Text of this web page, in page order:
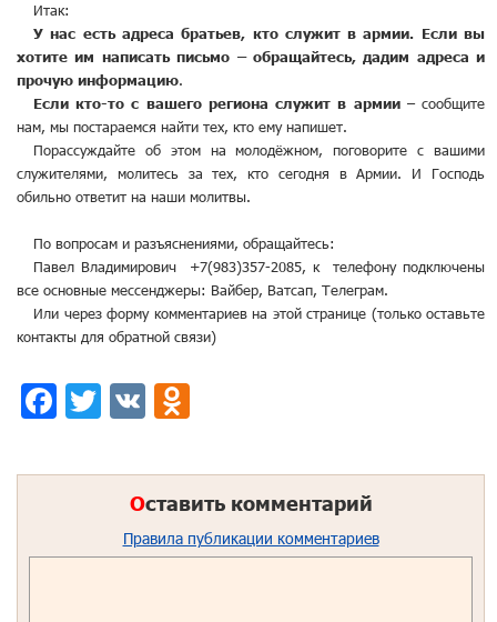
Итак:
У нас есть адреса братьев, кто служит в армии. Если вы
хотите им написать письмо – обращайтесь, дадим адреса и
прочую информацию.
Если кто-то с вашего региона служит в армии– сообщите
нам, мы постараемся найти тех, кто ему напишет.
Порассуждайте об этом на молодёжном, поговорите с вашими
служителями, молитесь за тех, кто сегодня в Армии. И Господь
обильно ответит на наши молитвы.
По вопросам и разъяснениями, обращайтесь:
Павел Владимирович +7(983)357-2085, к телефону подключены
все основные мессенджеры: Вайбер, Ватсап, Телеграм.
Или через форму комментариев на этой странице (только оставьте
контакты для обратной связи)
Facebook
Twitter
VK
Оставить комментарий
Правила публикации комментариев